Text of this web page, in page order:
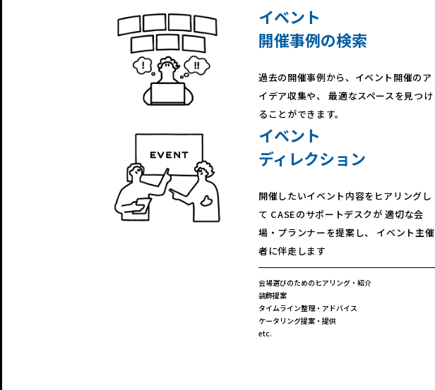
イベント
開催事例の検索
過去の開催事例から、イベント開催のア
イデア収集や、 最適なスペースを見つけ
ることができます。
イベント
ディレクション
開催したいイベント内容をヒアリングし
て CASEのサポートデスクが 適切な会
場・プランナーを提案し、 イベント主催
者に伴走します
会場選びのためのヒアリング・紹介
装飾提案
タイムライン整理・アドバイス
ケータリング提案・提供
etc.